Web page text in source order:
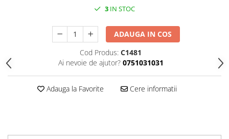
3 IN STOC
ADAUGA IN COS
Cod Produs: C1481
Ai nevoie de ajutor? 0751031031
Adauga la Favorite Cere informatii